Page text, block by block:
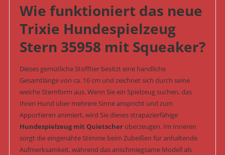
Wie funktioniert das neue
Trixie Hundespielzeug
Stern 35958 mit Squeaker?
Dieses gemütliche Stofftier besitzt eine handliche
Gesamtlänge von ca. 16 cm und zeichnet sich durch seine
weiche Sternform aus. Wenn Sie ein Spielzeug suchen, das
Ihren Hund über mehrere Sinne anspricht und zum
Apportieren animiert, wird Sie dieses strapazierfähige
Hundespielzeug mit Quietscherüberzeugen. Im Inneren
sorgt die eingenähte Stimme beim Zubeißen für anhaltende
Aufmerksamkeit, während das anschmiegsame Modell als